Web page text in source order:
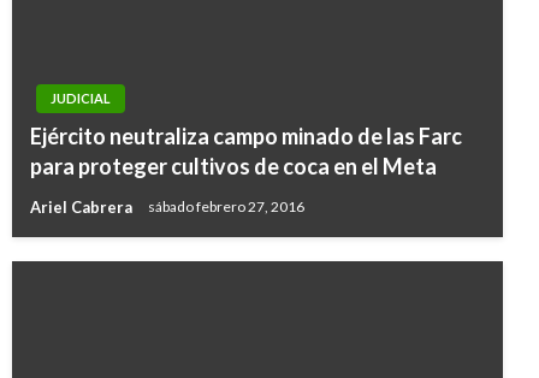
JUDICIAL
Ejército neutraliza campo minado de las Farc
para proteger cultivos de coca en el Meta
Ariel Cabrera sábado febrero 27, 2016